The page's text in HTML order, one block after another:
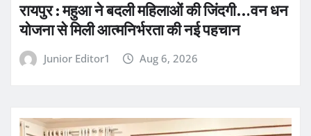
रायपुर : महुआ ने बदली महिलाओं की जिंदगी…वन धन
योजना से मिली आत्मनिर्भरता की नई पहचान
Junior Editor1 Aug 6, 2026